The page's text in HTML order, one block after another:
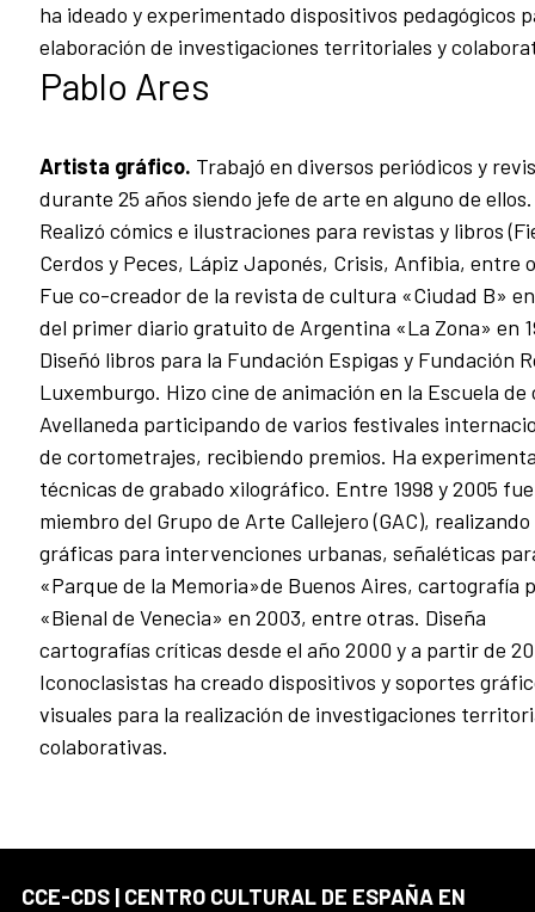
ha ideado y experimentado dispositivos pedagógicos
elaboración de investigaciones territoriales y
Pablo Ares
Artista gráfico. Trabajó en diversos periódicos y
durante 25 años siendo jefe de arte en alguno de ellos.
Realizó cómics e ilustraciones para revistas y libros
Cerdos y Peces, Lápiz Japonés, Crisis, Anfibia, entre
Fue co-creador de la revista de cultura «Ciudad B» en
del primer diario gratuito de Argentina «La Zona» en
Diseñó libros para la Fundación Espigas y Fundación
Luxemburgo. Hizo cine de animación en la Escuela de
Avellaneda participando de varios festivales
de cortometrajes, recibiendo premios. Ha
técnicas de grabado xilográfico. Entre 1998 y 2005 fue
miembro del Grupo de Arte Callejero (GAC), realizando
gráficas para intervenciones urbanas, señaléticas
«Parque de la Memoria»de Buenos Aires, cartografía
«Bienal de Venecia» en 2003, entre otras. Diseña
cartografías críticas desde el año 2000 y a partir de
Iconoclasistas ha creado dispositivos y soportes
visuales para la realización de investigaciones
colaborativas.
CCE-CDS | CENTRO CULTURAL DE ESPAÑA EN